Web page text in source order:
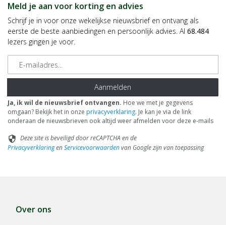
Meld je aan voor korting en advies
Schrijf je in voor onze wekelijkse nieuwsbrief en ontvang als
eerste de beste aanbiedingen en persoonlijk advies. Al 68.484
lezers gingen je voor.
E-mailadres
Aanmelden
Ja, ik wil de nieuwsbrief ontvangen. Hoe we met je gegevens
omgaan? Bekijk het in onze privacyverklaring. Je kan je via de link
onderaan de nieuwsbrieven ook altijd weer afmelden voor deze e-mails
security Deze site is beveiligd door reCAPTCHA en de
PrivacyverklaringenServicevoorwaardenvan Google zijn van toepassing
Over ons